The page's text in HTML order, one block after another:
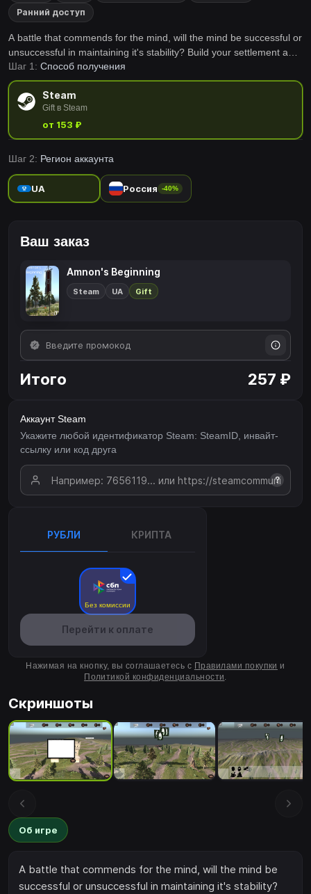
Ранний доступ
A battle that commends for the mind, will the mind be successful or
unsuccessful in maintaining it's stability? Build your settlement and
fight off the invader of this spiritual realm with real-time strategy.
Шаг 1: Способ получения
Steam
Gift в Steam
от 153 ₽
Шаг 2: Регион аккаунта
UA Россия -40%
Ваш заказ
Amnon's Beginning
Steam UA Gift
Итого 257 ₽
Аккаунт Steam
Укажите любой идентификатор Steam: SteamID, инвайт-
ссылку или код друга
?
РУБЛИ КРИПТА
Без комиссии
Перейти к оплате
Нажимая на кнопку, вы соглашаетесь с Правилами покупки и
Политикой конфиденциальности.
Скриншоты
Об игре
A battle that commends for the mind, will the mind be
successful or unsuccessful in maintaining it's stability?